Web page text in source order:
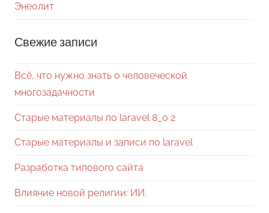
Энеолит
Свежие записи
Всё, что нужно знать о человеческой
многозадачности
Старые материалы по laravel 8_0 2
Старые материалы и записи по laravel
Разработка типового сайта
Влияние новой религии: ИИ.